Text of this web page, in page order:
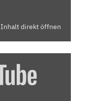
Inhalt direkt öffnen